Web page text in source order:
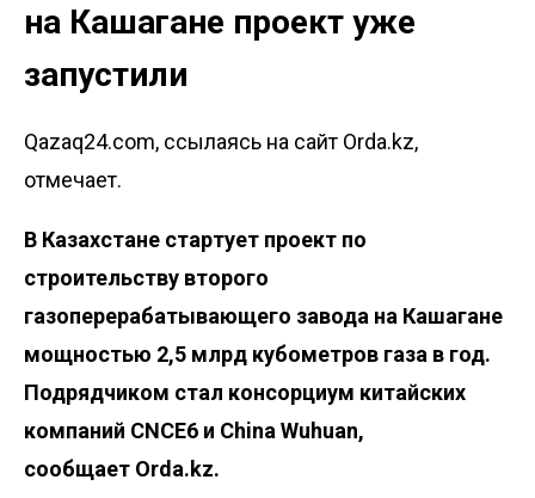
на Кашагане проект уже
запустили
Qazaq24.com, ссылаясь на сайт Orda.kz,
отмечает.
В Казахстане стартует проект по
строительству второго
газоперерабатывающего завода на Кашагане
мощностью 2,5 млрд кубометров газа в год.
Подрядчиком стал консорциум китайских
компаний CNCE6 и China Wuhuan,
сообщает Orda.kz.